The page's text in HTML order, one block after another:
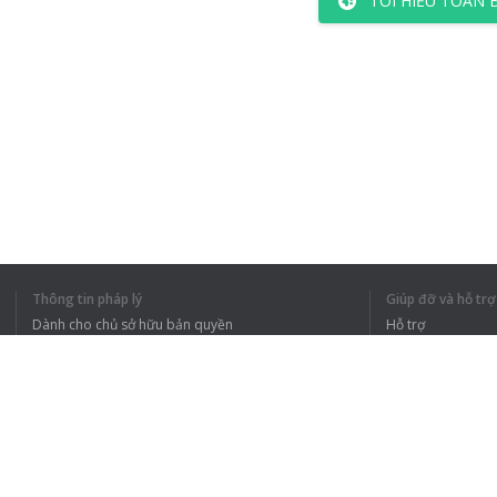
Thông tin pháp lý
Dành cho chủ sở hữu bản quyền
Giúp đỡ và hỗ trợ
Hỗ trợ